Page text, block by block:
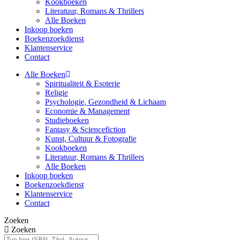
Literatuur, Romans & Thrillers
Alle Boeken
Inkoop boeken
Boekenzoekdienst
Klantenservice
Contact
Alle Boeken
Spiritualiteit & Esoterie
Religie
Psychologie, Gezondheid & Lichaam
Economie & Management
Studieboeken
Fantasy & Sciencefiction
Kunst, Cultuur & Fotografie
Kookboeken
Literatuur, Romans & Thrillers
Alle Boeken
Inkoop boeken
Boekenzoekdienst
Klantenservice
Contact
Zoeken
Zoeken